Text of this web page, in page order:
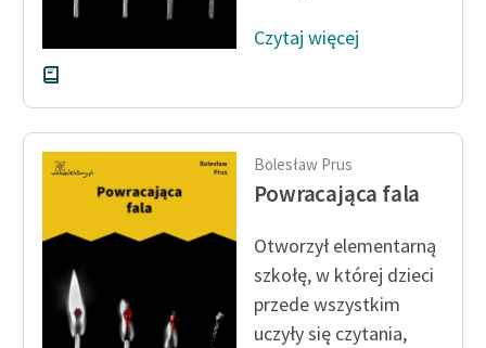
Czytaj więcej
Bolesław Prus
Powracająca fala
Otworzył elementarną
szkołę, w której dzieci
przede wszystkim
uczyły się czytania,